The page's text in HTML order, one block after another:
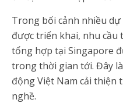
Trong bối cảnh nhiều
được triển khai, nhu cầu
tổng hợp tại Singapore
trong thời gian tới. Đây
động Việt Nam cải thiện
nghề.